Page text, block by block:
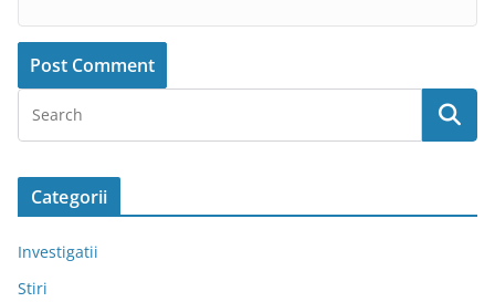
Categorii
Investigatii
Stiri